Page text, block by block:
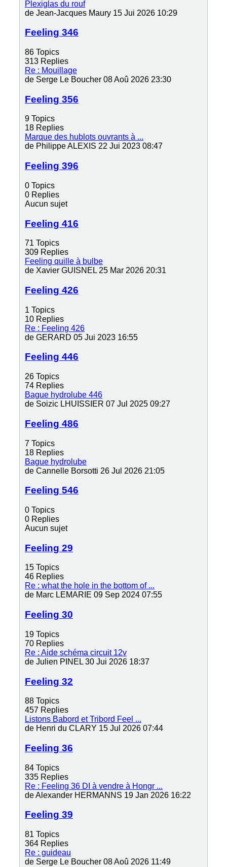
Plexiglas du rouf
de Jean-Jacques Maury 15 Jui 2026 10:29
Feeling 346
86 Topics
313 Replies
Re : Mouillage
de Serge Le Boucher 08 Aoû 2026 23:30
Feeling 356
9 Topics
18 Replies
Marque des hublots ouvrants à ...
de Philippe ALEXIS 22 Jui 2023 08:47
Feeling 396
0 Topics
0 Replies
Aucun sujet
Feeling 416
71 Topics
309 Replies
Feeling quille à bulbe
de Xavier GUISNEL 25 Mar 2026 20:31
Feeling 426
1 Topics
10 Replies
Re : Feeling 426
de GERARD 05 Jui 2023 16:55
Feeling 446
26 Topics
74 Replies
Bague hydrolube 446
de Soizic LHUISSIER 07 Jul 2025 09:27
Feeling 486
7 Topics
18 Replies
Bague hydrolube
de Cannelle Borsotti 26 Jul 2026 21:05
Feeling 546
0 Topics
0 Replies
Aucun sujet
Feeling 29
15 Topics
46 Replies
Re : what the hole in the bottom of ...
de Marc LEMARIE 09 Sep 2024 07:55
Feeling 30
19 Topics
70 Replies
Re : Aide schéma circuit 12v
de Julien PINEL 30 Jui 2026 18:37
Feeling 32
88 Topics
457 Replies
Listons Babord et Tribord Feel ...
de Henri du CLARY 15 Jul 2026 07:44
Feeling 36
84 Topics
335 Replies
Re : Feeling 36 DI à vendre à Hongr ...
deAlexander HERMANNS 19 Jan 2026 16:22
Feeling 39
81 Topics
364 Replies
Re : guideau
de Serge Le Boucher 08 Aoû 2026 11:49